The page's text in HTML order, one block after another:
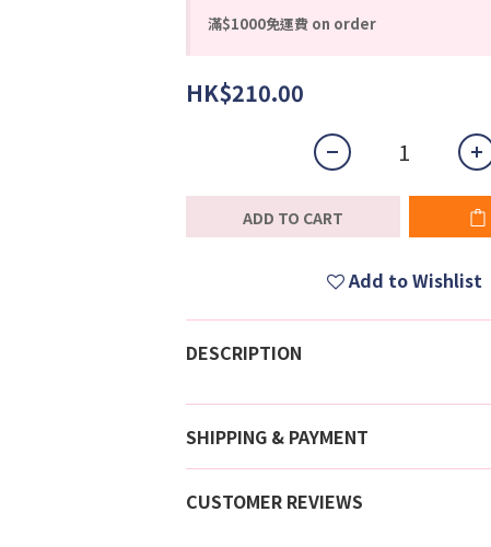
滿$1000免運費 on order
HK$210.00
ADD TO CART
Add to Wishlist
DESCRIPTION
SHIPPING & PAYMENT
CUSTOMER REVIEWS